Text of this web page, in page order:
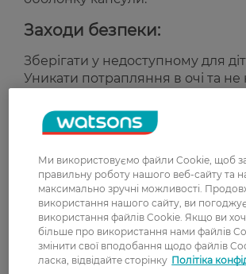
Заходи безпеки:
Зберігати у недоступному для
Уникати потрапляння в очі та не
водою.
Прання кольорової білизни.
Щоденного використання в
пральних машинах.
Країна-виробник:Австрія
Ми використовуємо файли Cookie, щоб
правильну роботу нашого веб-сайту та
максимально зручні можливості.
використання нашого сайту, ви
використання файлів Cookie. Якщо ви
більше про використання нами файлів
змінити свої вподобання щодо файлів
ласка, відвідайте сторінку Політіка